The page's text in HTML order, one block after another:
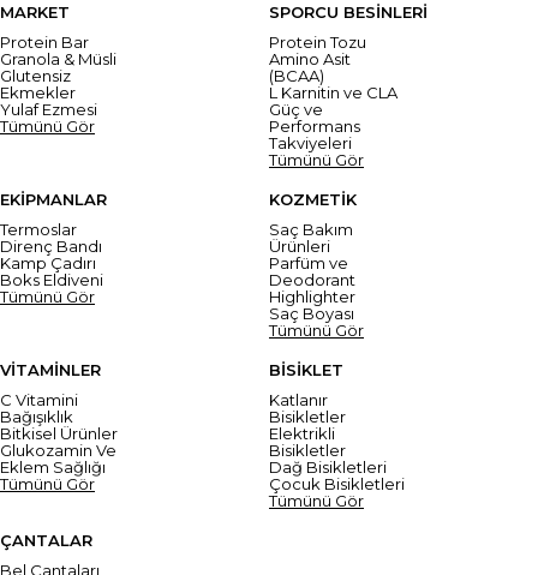
MARKET
Protein Bar
Granola & Müsli
Glutensiz
Ekmekler
Yulaf Ezmesi
Tümünü Gör
SPORCU BESİNLERİ
Protein Tozu
Amino Asit
(BCAA)
L Karnitin ve CLA
Güç ve
Performans
Takviyeleri
Tümünü Gör
EKİPMANLAR
Termoslar
Direnç Bandı
Kamp Çadırı
Boks Eldiveni
Tümünü Gör
KOZMETİK
Saç Bakım
Ürünleri
Parfüm ve
Deodorant
Highlighter
Saç Boyası
Tümünü Gör
VİTAMİNLER
C Vitamini
Bağışıklık
Bitkisel Ürünler
Glukozamin Ve
Eklem Sağlığı
Tümünü Gör
BİSİKLET
Katlanır
Bisikletler
Elektrikli
Bisikletler
Dağ Bisikletleri
Çocuk Bisikletleri
Tümünü Gör
ÇANTALAR
Bel Çantaları